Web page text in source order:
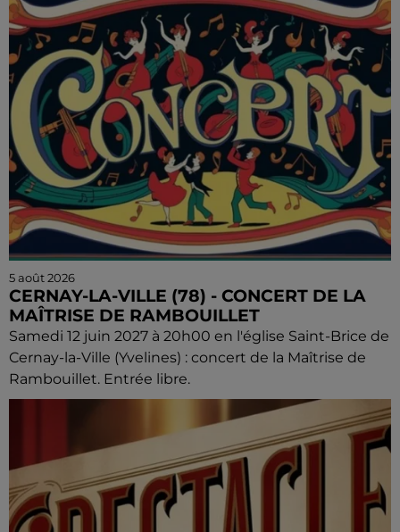
5 août 2026
CERNAY-LA-VILLE (78) - CONCERT DE LA
MAÎTRISE DE RAMBOUILLET
Samedi 12 juin 2027 à 20h00 en l'église Saint-Brice de
Cernay-la-Ville (Yvelines) : concert de la Maîtrise de
Rambouillet. Entrée libre.